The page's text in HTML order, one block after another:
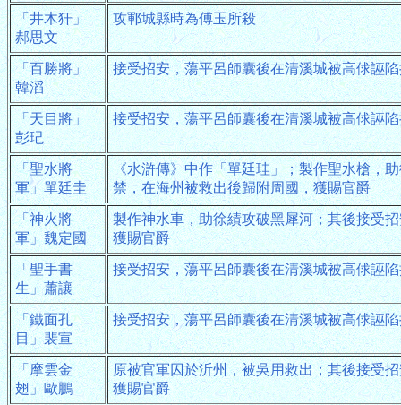
「井木犴」
郝思文
攻鄆城縣時為傅玉所殺
「百勝將」
韓滔
接受招安，蕩平呂師囊後在清溪城被高俅誣
「天目將」
彭玘
接受招安，蕩平呂師囊後在清溪城被高俅誣
「聖水將
軍」單廷圭
《水滸傳》中作「單廷珪」；製作聖水槍，
禁，在海州被救出後歸附周國，獲賜官爵
「神火將
軍」魏定國
製作神水車，助徐績攻破黑犀河；其後接受
獲賜官爵
「聖手書
生」蕭讓
接受招安，蕩平呂師囊後在清溪城被高俅誣
「鐵面孔
目」裴宣
接受招安，蕩平呂師囊後在清溪城被高俅誣
「摩雲金
翅」歐鵬
原被官軍囚於沂州，被吳用救出；其後接受
獲賜官爵